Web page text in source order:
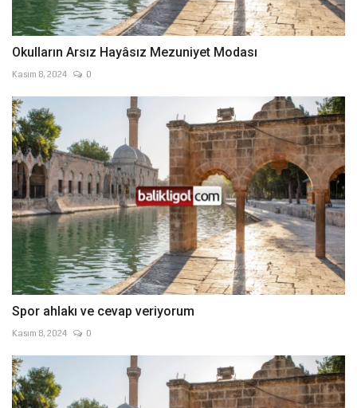
Okulların Arsız Hayâsız Mezuniyet Modası
Kasım 8, 2024 0
Spor ahlakı ve cevap veriyorum
Kasım 8, 2024 0